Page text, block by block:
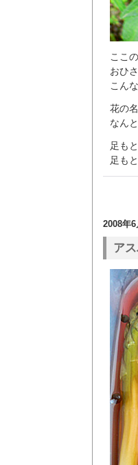
ここ
おひ
こん
花の
なん
足も
足も
2008年6
ア